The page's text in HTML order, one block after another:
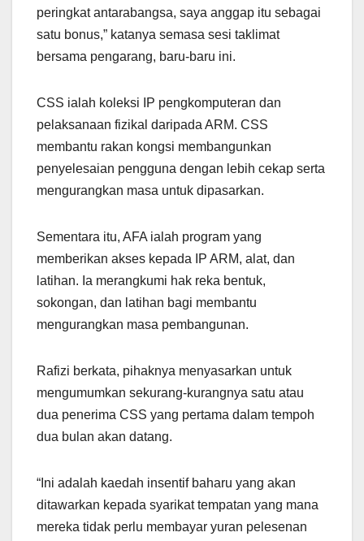
peringkat antarabangsa, saya anggap itu sebagai
satu bonus,” katanya semasa sesi taklimat
bersama pengarang, baru-baru ini.
CSS ialah koleksi IP pengkomputeran dan
pelaksanaan fizikal daripada ARM. CSS
membantu rakan kongsi membangunkan
penyelesaian pengguna dengan lebih cekap serta
mengurangkan masa untuk dipasarkan.
Sementara itu, AFA ialah program yang
memberikan akses kepada IP ARM, alat, dan
latihan. Ia merangkumi hak reka bentuk,
sokongan, dan latihan bagi membantu
mengurangkan masa pembangunan.
Rafizi berkata, pihaknya menyasarkan untuk
mengumumkan sekurang-kurangnya satu atau
dua penerima CSS yang pertama dalam tempoh
dua bulan akan datang.
“Ini adalah kaedah insentif baharu yang akan
ditawarkan kepada syarikat tempatan yang mana
mereka tidak perlu membayar yuran pelesenan